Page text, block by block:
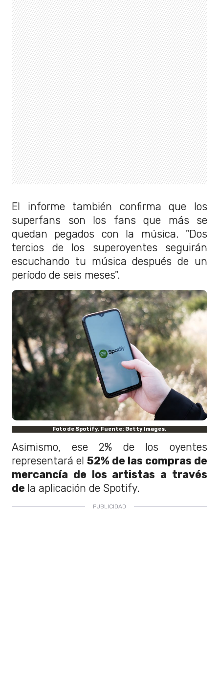
El informe también confirma que los
superfans son los fans que más se
quedan pegados con la música. "Dos
tercios de los superoyentes seguirán
escuchando tu música después de un
período de seis meses".
Foto de Spotify. Fuente: Getty Images.
Asimismo, ese 2% de los oyentes
representará el 52% de las compras de
mercancía de los artistas a través
de la aplicación de Spotify.